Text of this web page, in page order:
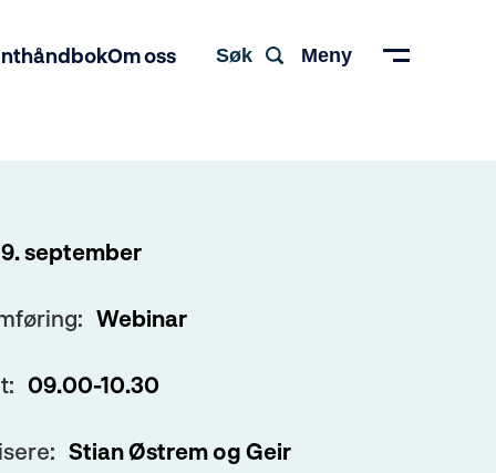
Om oss Søk Meny
september
Webinar
09.00-10.30
Stian Østrem og Geir
i Norsk